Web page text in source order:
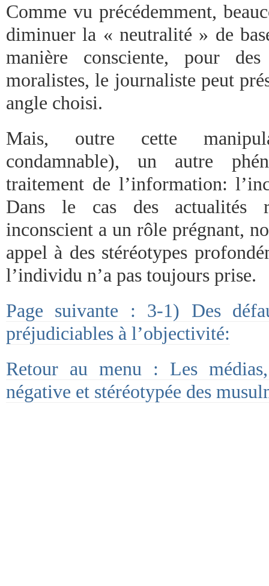
Comme vu précédemment,
diminuer la « neutralité » de
manière consciente, pour
moralistes, le journaliste peut
angle choisi.
Mais, outre cette
condamnable), un autre
traitement de l’information:
Dans le cas des actualités
inconscient a un rôle prégnant,
appel à des stéréotypes
l’individu n’a pas toujours prise.
Page suivante : 3-1) Des
préjudiciables à l’objectivité:
Retour au menu : Les
négative et stéréotypée des